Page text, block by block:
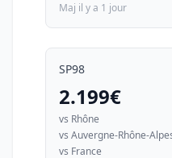
Maj il y a 1 jour
SP98
2.199€
vs Rhône
vs Auvergne-Rhône-
vs France